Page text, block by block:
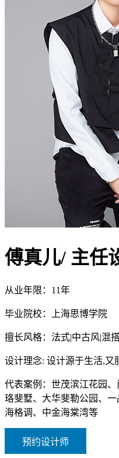
傅真儿/ 主任
从业年限： 11年
毕业院校： 上海思博学院
擅长风格： 法式|中古风|混
设计理念: 设计源于生活,又
代表案例： 世茂滨江花园
珞斐墅、大华斐勒公园、
海格调、中金海棠湾等
预约设计师